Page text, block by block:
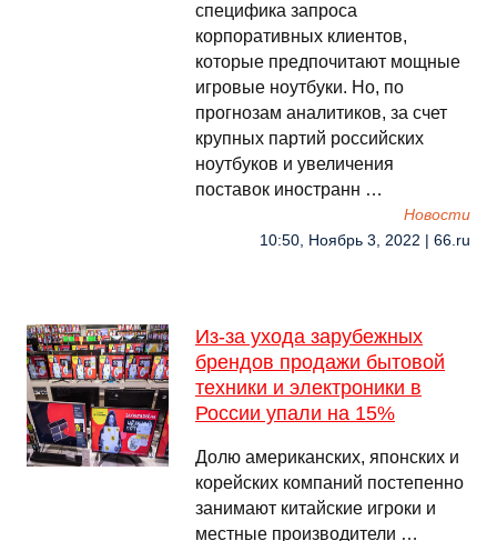
специфика запроса
корпоративных клиентов,
которые предпочитают мощные
игровые ноутбуки. Но, по
прогнозам аналитиков, за счет
крупных партий российских
ноутбуков и увеличения
поставок иностранн …
Новости
10:50, Ноябрь 3, 2022 | 66.ru
Из-за ухода зарубежных
брендов продажи бытовой
техники и электроники в
России упали на 15%
Долю американских, японских и
корейских компаний постепенно
занимают китайские игроки и
местные производители …